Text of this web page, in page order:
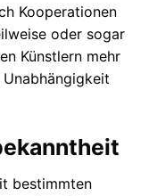
Kooperationen
oder sogar
Künstlern mehr
bestimmten